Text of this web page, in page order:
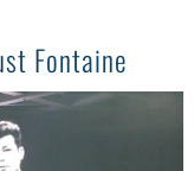
Fontaine